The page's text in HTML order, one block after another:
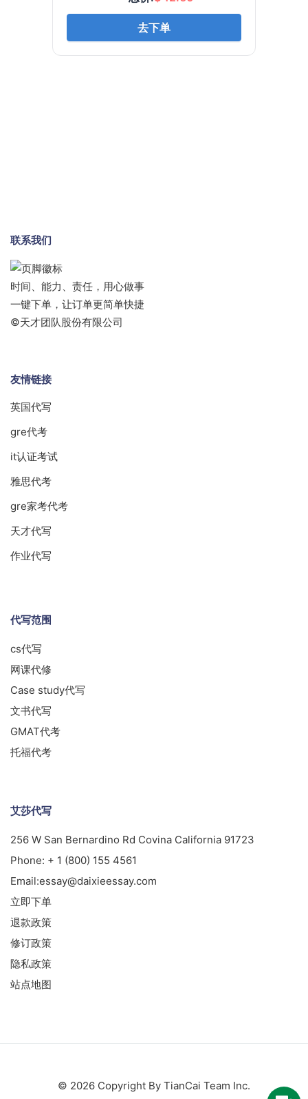
联系我们
时间、能力、责任，用心做事
一键下单，让订单更简单快捷
©天才团队股份有限公司
友情链接
英国代写
gre代考
it认证考试
雅思代考
gre家考代考
天才代写
作业代写
代写范围
cs代写
网课代修
Case study代写
文书代写
GMAT代考
托福代考
艾莎代写
256 W San Bernardino Rd Covina California 91723
Phone: + 1 (800) 155 4561
Email:essay@daixieessay.com
立即下单
退款政策
修订政策
隐私政策
站点地图
© 2026 Copyright By TianCai Team Inc.